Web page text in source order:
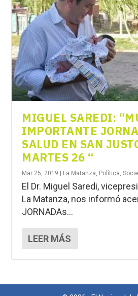
MIGUEL SAREDI:
IMPORTANTE
SALUD EN SAN
MARTES 26 “
Mar 25, 2019 La Matanza, Política,
El Dr. Miguel Saredi,
La Matanza, nos informó
JORNADAs...
LEER MÁS